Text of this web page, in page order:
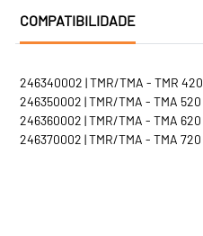
COMPATIBILIDADE
246340002 | TMR/TMA - TMR 420
246350002 | TMR/TMA - TMA 520
246360002 | TMR/TMA - TMA 620
246370002 | TMR/TMA - TMA 720